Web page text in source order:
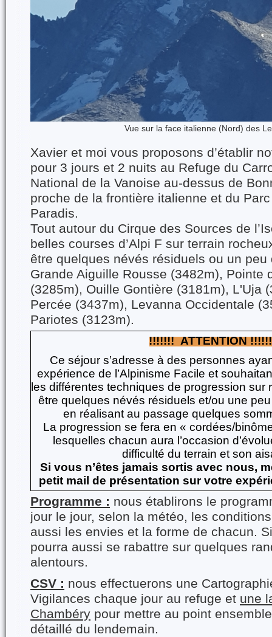
Vue sur la face italienne (Nord) des
Xavier et moi vous proposons d’établir
pour 3 jours et 2 nuits au Refuge du
National de la Vanoise au-dessus de
proche de la frontière italienne et du
Paradis.
Tout autour du Cirque des Sources de
belles courses d’Alpi F sur terrain
être quelques névés résiduels ou un
Grande Aiguille Rousse (3482m), Pointe
(3285m), Ouille Gontière (3181m), L'Uja
Percée (3437m), Levanna Occidentale
Pariotes (3123m).
!!!!!!! ATTENTION
Ce séjour s’adresse à des personnes
expérience de l’Alpinisme Facile et
les différentes techniques de progression sur
être quelques névés résiduels et/ou une
en réalisant au passage quelques
La progression se fera en « cordées/
lesquelles chacun aura l’occasion
difficulté du terrain et son
Si vous n’êtes jamais sortis avec nous,
petit mail de présentation sur votre
Programme : nous établirons le
jour le jour, selon la météo, les
aussi les envies et la forme de chacun.
pourra aussi se rabattre sur quelques
alentours.
CSV : nous effectuerons une
Vigilances chaque jour au refuge et une
Chambéry pour mettre au point
détaillé du lendemain.